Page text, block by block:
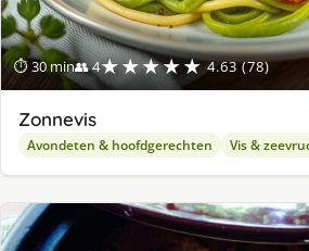
⏱ 30 min👥 4★★★★★ 4.63 (78)
Zonnevis
Avondeten & hoofdgerechten Vis &